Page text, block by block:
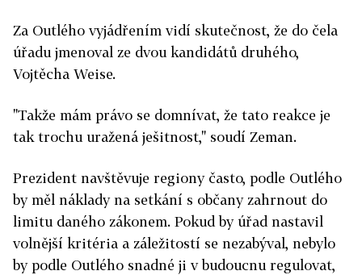
Za Outlého vyjádřením vidí skutečnost, že do čela
úřadu jmenoval ze dvou kandidátů druhého,
Vojtěcha Weise.
"Takže mám právo se domnívat, že tato reakce je
tak trochu uražená ješitnost," soudí Zeman.
Prezident navštěvuje regiony často, podle Outlého
by měl náklady na setkání s občany zahrnout do
limitu daného zákonem. Pokud by úřad nastavil
volnější kritéria a záležitostí se nezabýval, nebylo
by podle Outlého snadné ji v budoucnu regulovat,